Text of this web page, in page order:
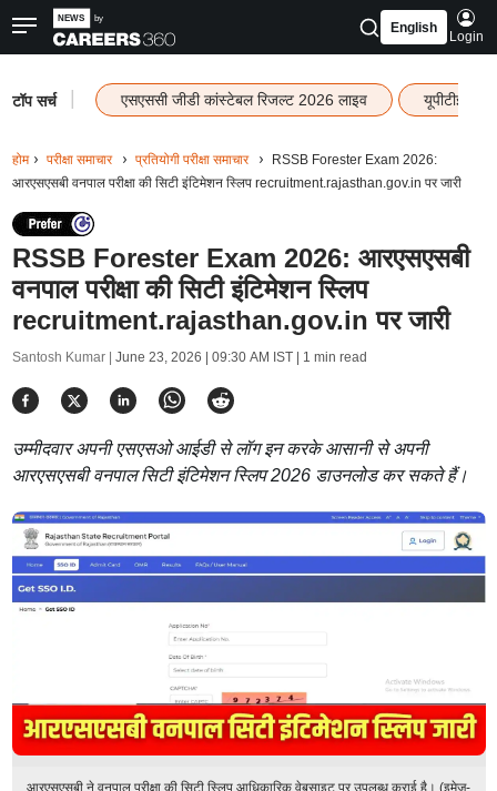
English
Login
टॉप सर्च एसएससी जीडी कांस्टेबल रिजल्ट 2026 लाइव यूपीटीईटी
होम परीक्षा समाचार प्रतियोगी परीक्षा समाचार
RSSB Forester Exam 2026:
आरएसएसबी वनपाल परीक्षा की सिटी इंटिमेशन स्लिप recruitment.rajasthan.gov.in पर जारी
RSSB Forester Exam 2026: आरएसएसबी
वनपाल परीक्षा की सिटी इंटिमेशन स्लिप
recruitment.rajasthan.gov.in पर जारी
Santosh Kumar | June 23, 2026 | 09:30 AM IST| 1 min read
उम्मीदवार अपनी एसएसओ आईडी से लॉग इन करके आसानी से अपनी
आरएसएसबी वनपाल सिटी इंटिमेशन स्लिप 2026 डाउनलोड कर सकते हैं।
आरएसएसबी ने वनपाल परीक्षा की सिटी स्लिप आधिकारिक वेबसाइट पर उपलब्ध कराई है। (इमेज-